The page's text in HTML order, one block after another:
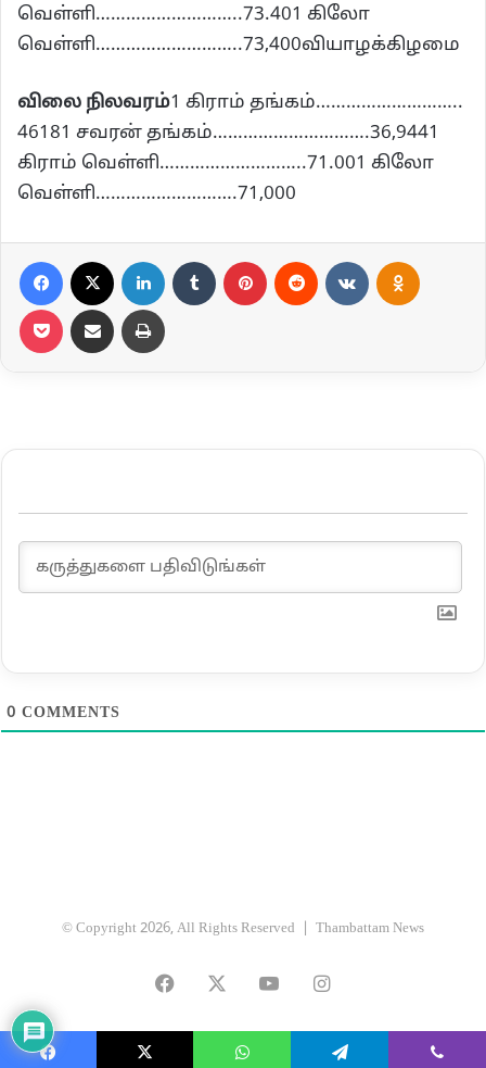
வெள்ளி………………………..73.401 கிலோ
வெள்ளி………………………..73,400வியாழக்கிழமை
விலை நிலவரம்1 கிராம் தங்கம்………………………..
46181 சவரன் தங்கம்………………………….36,9441
கிராம் வெள்ளி………………………..71.001 கிலோ
வெள்ளி……………………….71,000
Facebook LinkedIn Tumblr Pinterest Reddit VKontakte
Pocket Share via Email Print
0 COMMENTS
© Copyright 2026, All Rights Reserved | Thambattam News
Facebook YouTubeInstagram